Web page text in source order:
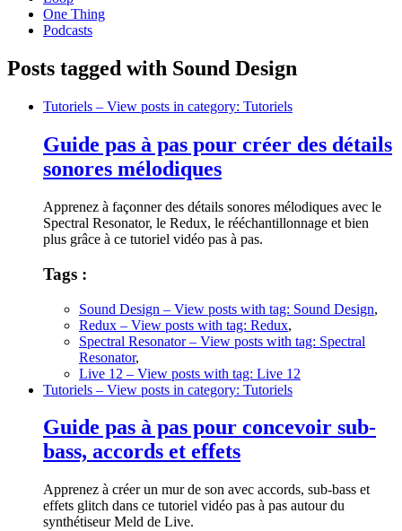
One Thing
Podcasts
Posts tagged with Sound Design
Tutoriels – View posts in category: Tutoriels
Guide pas à pas pour créer des détails
sonores mélodiques
Apprenez à façonner des détails sonores mélodiques avec le
Spectral Resonator, le Redux, le rééchantillonnage et bien
plus grâce à ce tutoriel vidéo pas à pas.
Tags :
Sound Design – View posts with tag: Sound Design,
Redux – View posts with tag: Redux,
Spectral Resonator– View posts with tag: Spectral
Resonator,
Live 12 – View posts with tag: Live 12
Tutoriels – View posts in category: Tutoriels
Guide pas à pas pour concevoir sub-
bass, accords et effets
Apprenez à créer un mur de son avec accords, sub-bass et
effets glitch dans ce tutoriel vidéo pas à pas autour du
synthétiseur Meld de Live.